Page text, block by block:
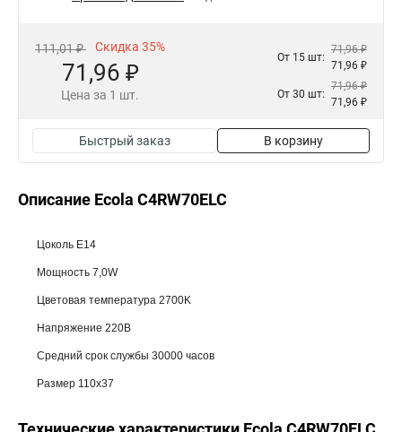
111,01 ₽ Скидка 35%
71,96 ₽
Цена за 1 шт.
От 15 шт:
71,96 ₽
71,96 ₽
От 30 шт:
71,96 ₽
71,96 ₽
Быстрый заказ В корзину
Описание Ecola C4RW70ELC
Цоколь E14
Мощность 7,0W
Цветовая температура 2700K
Напряжение 220В
Средний срок службы 30000 часов
Размер 110x37